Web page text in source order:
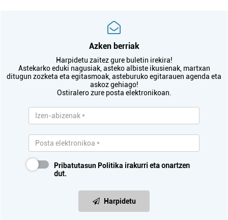
Azken berriak
Harpidetu zaitez gure buletin irekira!
Astekarko eduki nagusiak, asteko albiste ikusienak, martxan
ditugun zozketa eta egitasmoak, asteburuko egitarauen agenda eta
askoz gehiago!
Ostiralero zure posta elektronikoan.
Pribatutasun Politika irakurri eta onartzen
dut.
Harpidetu